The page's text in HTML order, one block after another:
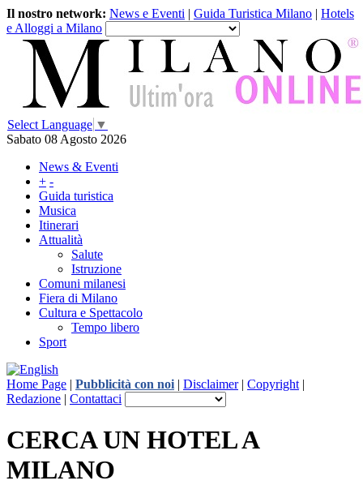
Il nostro network: News e Eventi | Guida Turistica Milano | Hotels
e Alloggi a Milano
Select Language ▼
Sabato 08 Agosto 2026
News & Eventi
+ -
Guida turistica
Musica
Itinerari
Attualità
Salute
Istruzione
Comuni milanesi
Fiera di Milano
Cultura e Spettacolo
Tempo libero
Sport
Home Page | Pubblicità con noi | Disclaimer| Copyright |
Redazione | Contattaci
CERCA UN HOTEL A
MILANO